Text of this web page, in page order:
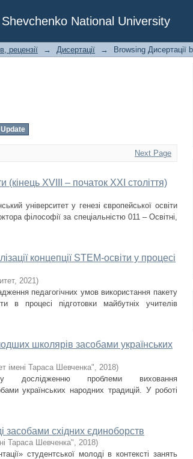
National University
рецензії → Дисертації → Browsing Дисертації
Next Page
(кінець XVIII – початок ХХІ століття)
університет у генезі європейської освіти
філософії за спеціальністю 011 – Освітні,
концепції STEM-освіти у процесі
, 2021)
педагогічних умов використання пакету
в процесі підготовки майбутніх учителів
школярів засобами українських
імені Тараса Шевченка", 2018)
дослідженню проблеми виховання
українських народних традицій. У роботі
засобами східних єдиноборств
Тараса Шевченка", 2018)
студентської молоді в контексті занять